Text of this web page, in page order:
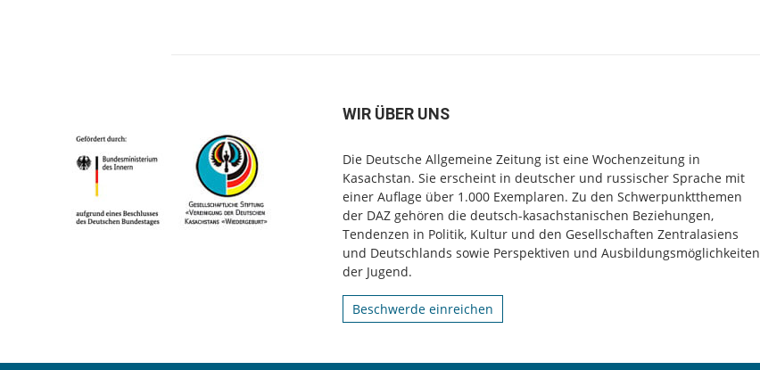
WIR ÜBER UNS
Die Deutsche Allgemeine Zeitung ist eine Wochenzeitung in
Kasachstan. Sie erscheint in deutscher und russischer Sprache mit
einer Auflage über 1.000 Exemplaren. Zu den Schwerpunktthemen
der DAZ gehören die deutsch-kasachstanischen Beziehungen,
Tendenzen in Politik, Kultur und den Gesellschaften Zentralasiens
und Deutschlands sowie Perspektiven und Ausbildungsmöglichkeiten
der Jugend.
Beschwerde einreichen